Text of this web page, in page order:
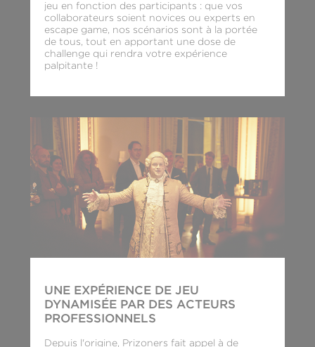
jeu en fonction des participants : que vos
collaborateurs soient novices ou experts en
escape game, nos scénarios sont à la portée
de tous, tout en apportant une dose de
challenge qui rendra votre expérience
palpitante !
UNE EXPÉRIENCE DE JEU
DYNAMISÉE PAR DES ACTEURS
PROFESSIONNELS
Depuis l'origine, Prizoners fait appel à de